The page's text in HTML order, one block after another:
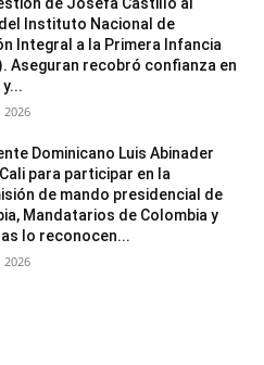
de Josefa Castillo al
Instituto Nacional de
Integral a la Primera Infancia
Aseguran recobró confianza en
2026
Dominicano Luis Abinader
Cali para participar en la
de mando presidencial de
Mandatarios de Colombia y
lo reconocen...
2026